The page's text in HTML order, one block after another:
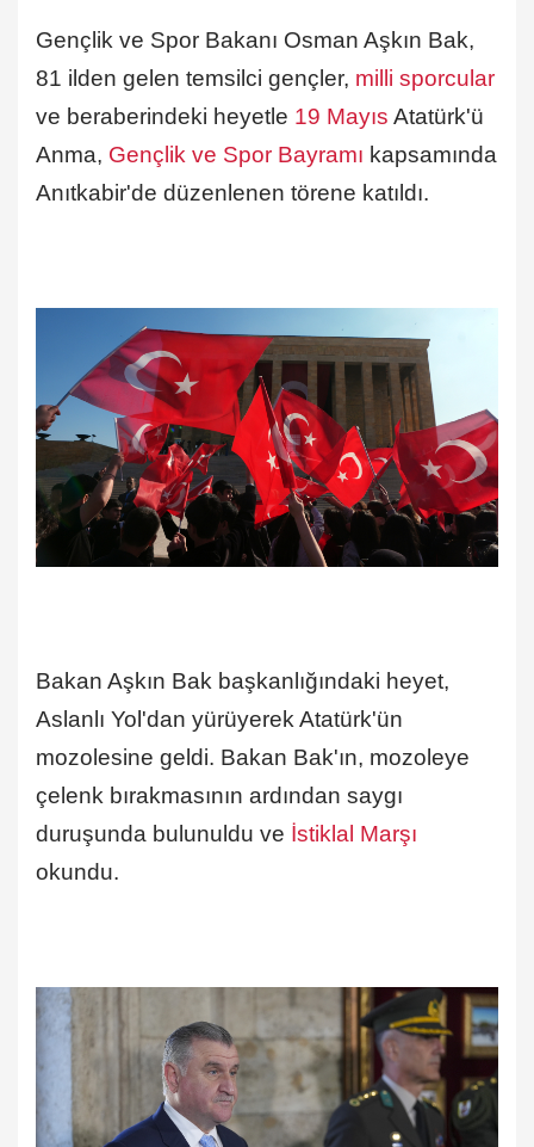
Gençlik ve Spor Bakanı Osman Aşkın Bak,
81 ilden gelen temsilci gençler, milli sporcular
ve beraberindeki heyetle 19 Mayıs Atatürk'ü
Anma, Gençlik ve Spor Bayramı kapsamında
Anıtkabir'de düzenlenen törene katıldı.
Bakan Aşkın Bak başkanlığındaki heyet,
Aslanlı Yol'dan yürüyerek Atatürk'ün
mozolesine geldi. Bakan Bak'ın, mozoleye
çelenk bırakmasının ardından saygı
duruşunda bulunuldu ve İstiklal Marşı
okundu.